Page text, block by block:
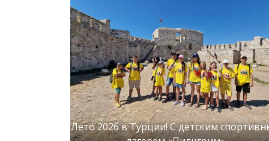
Лето 2026 в Турции! С детским